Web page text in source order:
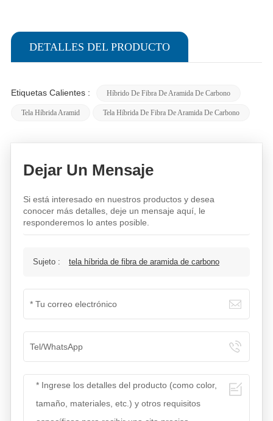
DETALLES DEL PRODUCTO
Etiquetas Calientes : Híbrido De Fibra De Aramida De Carbono
Tela Híbrida Aramid Tela Híbrida De Fibra De Aramida De Carbono
Dejar Un Mensaje
Si está interesado en nuestros productos y desea
conocer más detalles, deje un mensaje aquí, le
responderemos lo antes posible.
Sujeto : tela híbrida de fibra de aramida de carbono